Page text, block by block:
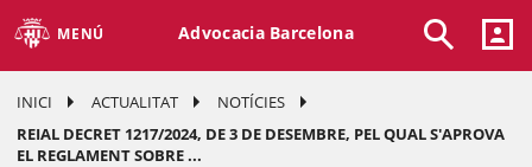
MENÚ Advocacia Barcelona
INICI ACTUALITAT
NOTÍCIES
REIAL DECRET 1217/2024, DE 3 DE DESEMBRE, PEL QUAL S'APROVA
EL REGLAMENT SOBRE ...